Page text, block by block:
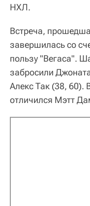
НХЛ.
Встреча,
завершилась со
пользу "Вегаса".
забросили
Алекс Так (38, 60).
отличился Мэтт